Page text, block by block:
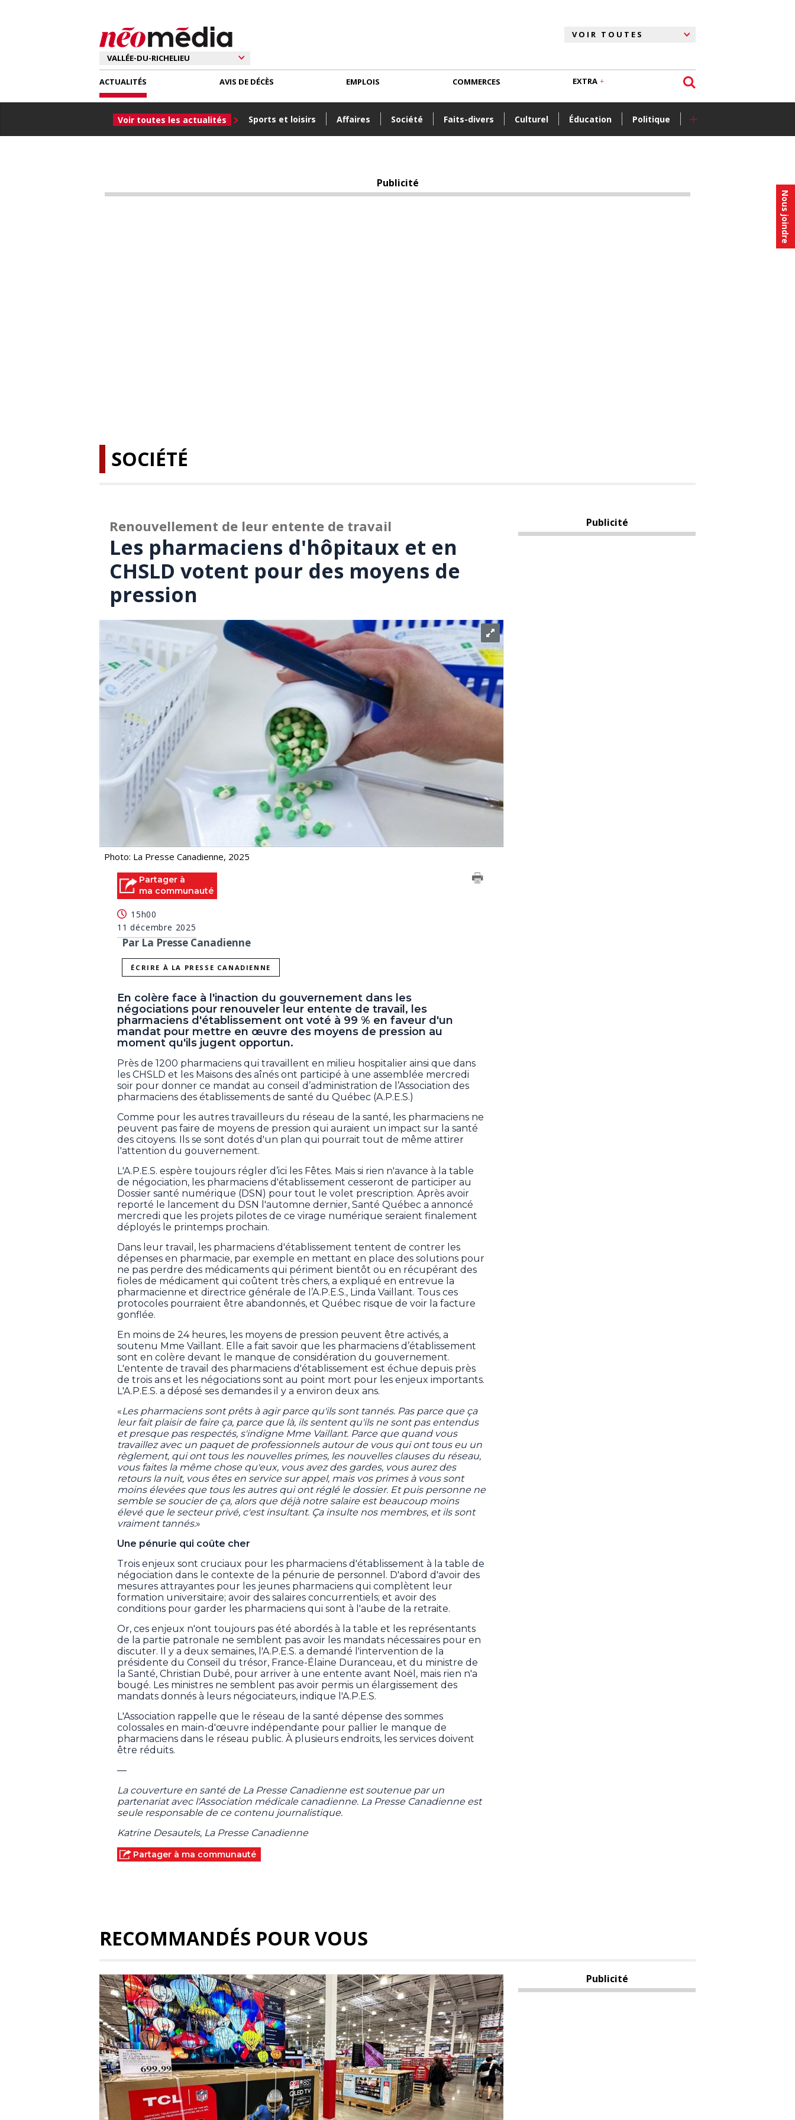
Nous joindre
ACTUALITÉS
Voir toutes les actualités Sports et loisirs Affaires Société Faits-divers Culturel Éducation Politique +
AVIS DE DÉCÈS EMPLOIS COMMERCES EXTRA
Publicité
SOCIÉTÉ
Renouvellement de leur entente de travail
Les pharmaciens d'hôpitaux et en
CHSLD votent pour des moyens de
pression
Photo: La Presse Canadienne, 2025
Partager à
ma communauté
15h00
11 décembre 2025
Par La Presse Canadienne
ÉCRIRE À LA PRESSE CANADIENNE
En colère face à l'inaction du gouvernement dans les
négociations pour renouveler leur entente de travail, les
pharmaciens d'établissement ont voté à 99 % en faveur d'un
mandat pour mettre en œuvre des moyens de pression au
moment qu'ils jugent opportun.
Près de 1200 pharmaciens qui travaillent en milieu hospitalier ainsi que dans
les CHSLD et les Maisons des aînés ont participé à une assemblée mercredi
soir pour donner ce mandat au conseil d’administration de l’Association des
pharmaciens des établissements de santé du Québec (A.P.E.S.)
Comme pour les autres travailleurs du réseau de la santé, les pharmaciens ne
peuvent pas faire de moyens de pression qui auraient un impact sur la santé
des citoyens. Ils se sont dotés d'un plan qui pourrait tout de même attirer
l'attention du gouvernement.
L'A.P.E.S. espère toujours régler d’ici les Fêtes. Mais si rien n'avance à la table
de négociation, les pharmaciens d'établissement cesseront de participer au
Dossier santé numérique (DSN) pour tout le volet prescription. Après avoir
reporté le lancement du DSN l'automne dernier, Santé Québec a annoncé
mercredi que les projets pilotes de ce virage numérique seraient finalement
déployés le printemps prochain.
Dans leur travail, les pharmaciens d'établissement tentent de contrer les
dépenses en pharmacie, par exemple en mettant en place des solutions pour
ne pas perdre des médicaments qui périment bientôt ou en récupérant des
fioles de médicament qui coûtent très chers, a expliqué en entrevue la
pharmacienne et directrice générale de l’A.P.E.S., Linda Vaillant. Tous ces
protocoles pourraient être abandonnés, et Québec risque de voir la facture
gonflée.
En moins de 24 heures, les moyens de pression peuvent être activés, a
soutenu Mme Vaillant. Elle a fait savoir que les pharmaciens d’établissement
sont en colère devant le manque de considération du gouvernement.
L'entente de travail des pharmaciens d'établissement est échue depuis près
de trois ans et les négociations sont au point mort pour les enjeux importants.
L'A.P.E.S. a déposé ses demandes il y a environ deux ans.
«Les pharmaciens sont prêts à agir parce qu'ils sont tannés. Pas parce que ça
leur fait plaisir de faire ça, parce que là, ils sentent qu'ils ne sont pas entendus
et presque pas respectés, s'indigne Mme Vaillant. Parce que quand vous
travaillez avec un paquet de professionnels autour de vous qui ont tous eu un
règlement, qui ont tous les nouvelles primes, les nouvelles clauses du réseau,
vous faites la même chose qu'eux, vous avez des gardes, vous aurez des
retours la nuit, vous êtes en service sur appel, mais vos primes à vous sont
moins élevées que tous les autres qui ont réglé le dossier. Et puis personne ne
semble se soucier de ça, alors que déjà notre salaire est beaucoup moins
élevé que le secteur privé, c'est insultant. Ça insulte nos membres, et ils sont
vraiment tannés.»
Une pénurie qui coûte cher
Trois enjeux sont cruciaux pour les pharmaciens d'établissement à la table de
négociation dans le contexte de la pénurie de personnel. D'abord d'avoir des
mesures attrayantes pour les jeunes pharmaciens qui complètent leur
formation universitaire; avoir des salaires concurrentiels; et avoir des
conditions pour garder les pharmaciens qui sont à l'aube de la retraite.
Or, ces enjeux n'ont toujours pas été abordés à la table et les représentants
de la partie patronale ne semblent pas avoir les mandats nécessaires pour en
discuter. Il y a deux semaines, l'A.P.E.S. a demandé l'intervention de la
présidente du Conseil du trésor, France-Élaine Duranceau, et du ministre de
la Santé, Christian Dubé, pour arriver à une entente avant Noël, mais rien n'a
bougé. Les ministres ne semblent pas avoir permis un élargissement des
mandats donnés à leurs négociateurs, indique l'A.P.E.S.
L'Association rappelle que le réseau de la santé dépense des sommes
colossales en main-d'œuvre indépendante pour pallier le manque de
pharmaciens dans le réseau public. À plusieurs endroits, les services doivent
être réduits.
—
La couverture en santé de La Presse Canadienne est soutenue par un
partenariat avec l'Association médicale canadienne. La Presse Canadienne est
seule responsable de ce contenu journalistique.
Katrine Desautels, La Presse Canadienne
Partager à ma communauté
Publicité
RECOMMANDÉS POUR VOUS
Publicité